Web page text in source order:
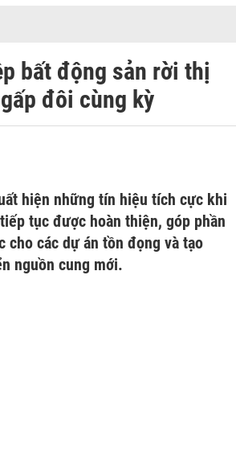
bất động sản rời thị
đôi cùng kỳ
hiện những tín hiệu tích cực khi
tục được hoàn thiện, góp phần
cho các dự án tồn đọng và tạo
nguồn cung mới.